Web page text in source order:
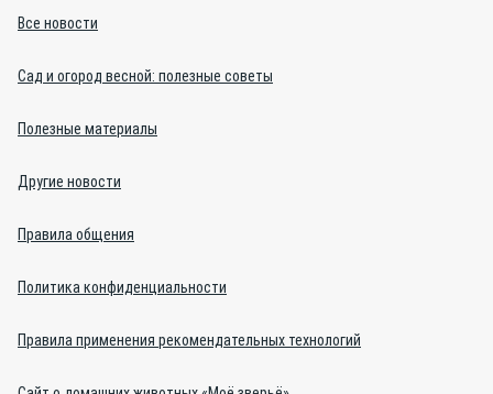
Все новости
Сад и огород весной: полезные советы
Полезные материалы
Другие новости
Правила общения
Политика конфиденциальности
Правила применения рекомендательных технологий